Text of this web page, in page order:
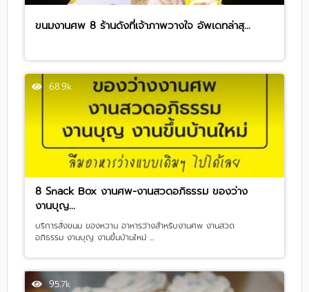
ขนมงานศพ 8 ร้านดังที่เจ้าภาพวางใจ อัพเดทล่าสุ...
68.9k
8 Snack Box งานศพ-งานสวดอภิธรรม ของว่าง
งานบุญ...
บริการสั่งขนม ของหวาน อาหารว่างสำหรับงานศพ งานสวด
อภิธรรม งานบุญ งานขึ้นบ้านใหม่ ...
95.7k